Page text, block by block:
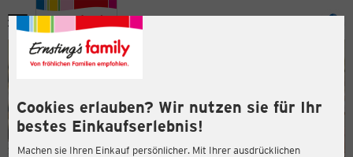
Cookies erlauben? Wir nutzen sie für Ihr
bestes Einkaufserlebnis!
Machen sie Ihren Einkauf persönlicher. Mit Ihrer ausdrücklichen
Menü